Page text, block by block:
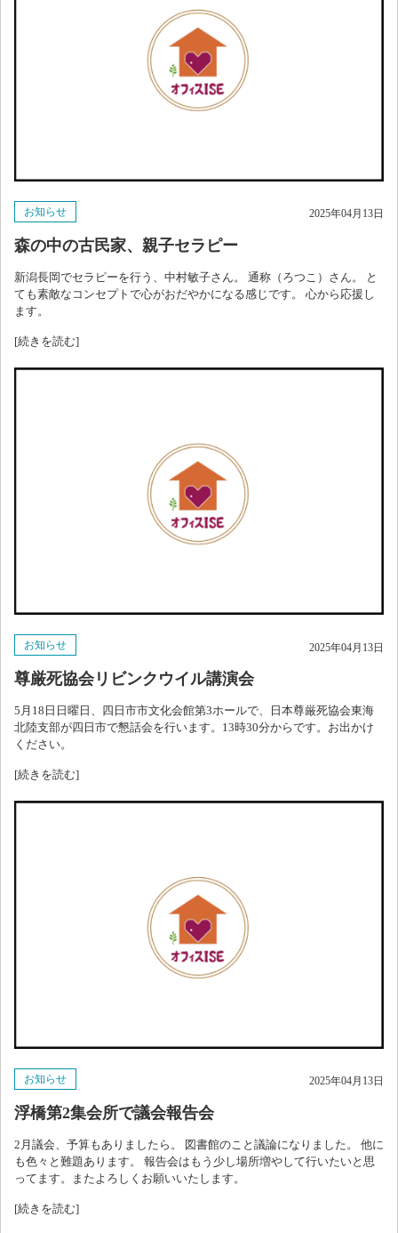
お知らせ 2025年04月13日
森の中の古民家、親子セラピー
新潟長岡でセラピーを行う、中村敏子さん。 通称（ろつこ）さん。 と
ても素敵なコンセプトで心がおだやかになる感じです。 心から応援し
ます。
[続きを読む]
お知らせ 2025年04月13日
尊厳死協会リビンクウイル講演会
5月18日日曜日、四日市市文化会館第3ホールで、日本尊厳死協会東海
北陸支部が四日市で懇話会を行います。13時30分からです。お出かけ
ください。
[続きを読む]
お知らせ 2025年04月13日
浮橋第2集会所で議会報告会
2月議会、予算もありましたら。 図書館のこと議論になりました。 他に
も色々と難題あります。 報告会はもう少し場所増やして行いたいと思
ってます。またよろしくお願いいたします。
[続きを読む]